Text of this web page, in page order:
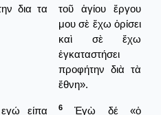
δια τα
τοῦ ἁγίου ἔργου
μου σὲ ἔχω ὁρίσει
καὶ σὲ ἔχω
ἐγκαταστήσει
προφήτην διὰ τὰ
ἔθνη».
είπα 6 Ἐγὼ δέ «ὁ